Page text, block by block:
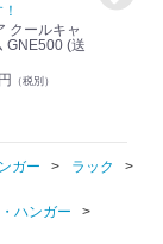
クールキャ
GNE500 (送
（税別）
即納可
ガー
ラック
ハンガー